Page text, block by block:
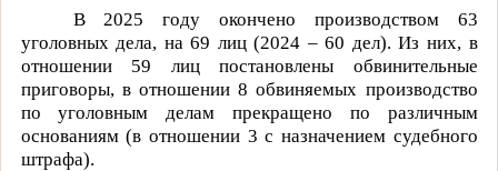
В 2025 году окончено производством 63
уголовных дела, на 69 лиц (2024 – 60 дел). Из них, в
отношении 59 лиц постановлены обвинительные
приговоры, в отношении 8 обвиняемых производство
по уголовным делам прекращено по различным
основаниям (в отношении 3 с назначением судебного
штрафа).